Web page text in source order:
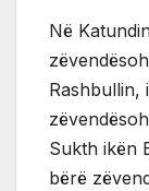
Në
Rashbullin,
Sukth ikën
bërë